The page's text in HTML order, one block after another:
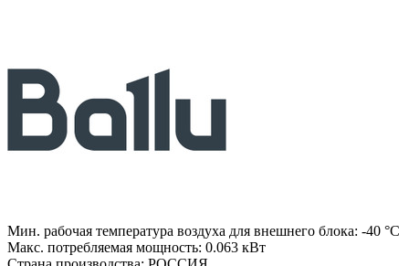
Мин. рабочая температура воздуха для внешнего блока: -40 °С
Макс. потребляемая мощность: 0.063 кВт